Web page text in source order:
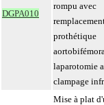
DGPA010
rompu avec
prothétique
laparotomie
clampage
Mise à plat